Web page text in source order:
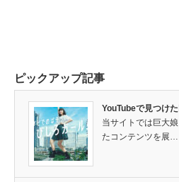
ピックアップ記事
YouTubeで見つけ
当サイトでは巨大
たコンテンツを展…